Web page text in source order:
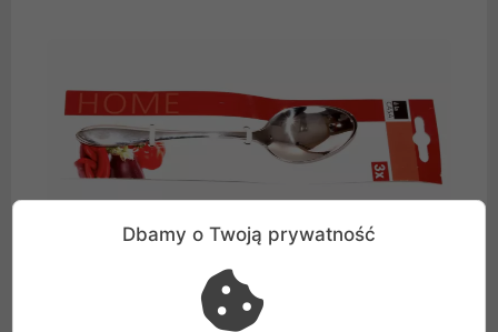
Dbamy o Twoją prywatność